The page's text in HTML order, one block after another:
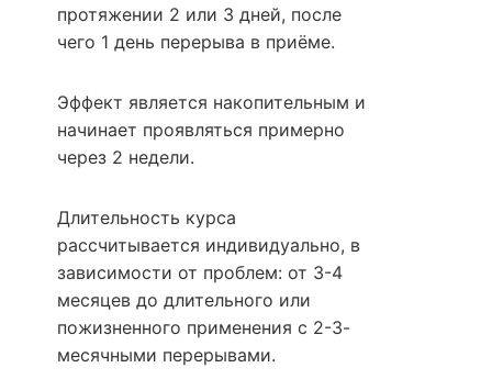
протяжении 2 или 3 дней, после
чего 1 день перерыва в приёме.
Эффект является накопительным и
начинает проявляться примерно
через 2 недели.
Длительность курса
рассчитывается индивидуально, в
зависимости от проблем: от 3-4
месяцев до длительного или
пожизненного применения с 2-3-
месячными перерывами.